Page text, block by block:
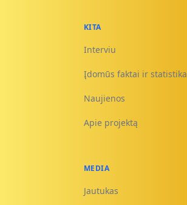
KITA
Interviu
Įdomūs faktai ir statistika
Naujienos
Apie projektą
MEDIA
Jautukas